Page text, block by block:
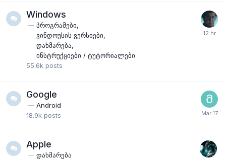
Windows
პროგრამები
ვინდოუსის ვერსიები
დახმარება
ინსტრუქციები / ტუტორიალები
55.6k posts
Google
Android
18.9k posts
Apple
დახმარება